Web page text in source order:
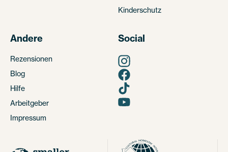
Kinderschutz
Andere
Rezensionen
Blog
Hilfe
Arbeitgeber
Impressum
Social